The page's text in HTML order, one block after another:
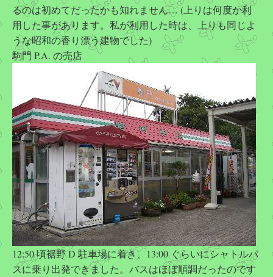
るのは初めてだったかも知れません… (上りは何度か利
用した事があります。私が利用した時は、上りも同じよ
うな昭和の香り漂う建物でした)
駒門 P.A. の売店
12:50 頃裾野 D 駐車場に着き、13:00 ぐらいにシャトルバ
スに乗り出発できました。バスはほぼ順調だったのです